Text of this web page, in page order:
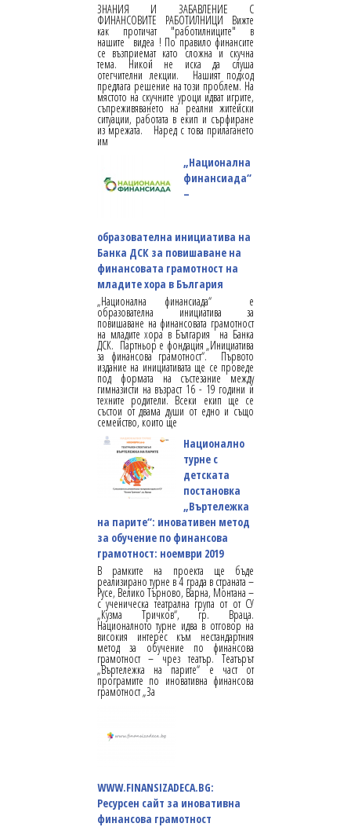
ЗНАНИЯ И ЗАБАВЛЕНИЕ С
ФИНАНСОВИТЕ РАБОТИЛНИЦИ Вижте
как протичат "работилниците" в
нашите видеа ! По правило финансите
се възприемат като сложна и скучна
тема. Никой не иска да слуша
отегчителни лекции. Нашият подход
предлага решение на този проблем. На
мястото на скучните уроци идват игрите,
съпреживяването на реални житейски
ситуации, работата в екип и сърфиране
из мрежата. Наред с това прилагането
им
„Национална
финансиада“
–
образователна инициатива на
Банка ДСК за повишаване на
финансовата грамотност на
младите хора в България
„Национална финансиада“ e
образователна инициатива за
повишаване на финансовата грамотност
на младите хора в България на Банка
ДСК. Партньор е фондация „Инициатива
за финансова грамотност“. Първото
издание на инициативата ще се проведе
под формата на състезание между
гимназисти на възраст 16 - 19 години и
техните родители. Всеки екип ще се
състои от двама души от едно и също
семейство, които ще
Национално
турне с
детската
постановка
„Въртележка
на парите“: иновативен метод
за обучение по финансова
грамотност: ноември 2019
В рамките на проекта ще бъде
реализирано турне в 4 града в страната –
Русе, Велико Търново, Варна, Монтана –
с ученическа театрална група от от СУ
„Кузма Тричков“, гр. Враца.
Националното турне идва в отговор на
високия интерес към нестандартния
метод за обучение по финансова
грамотност – чрез театър. Театърът
„Въртележка на парите“ е част от
програмите по иновативна финансова
грамотност „За
WWW.FINANSIZADECA.BG:
Ресурсен сайт за иновативна
финансова грамотност